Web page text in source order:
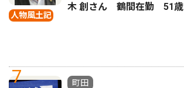
人物風土記
木 創さん 鶴間在勤 51歳
7
町田